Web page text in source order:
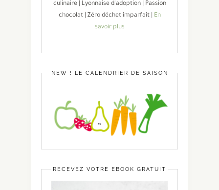
culinaire | Lyonnaise d'adoption | Passion
chocolat | Zéro déchet imparfait |
En
savoir plus
NEW ! LE CALENDRIER DE SAISON
RECEVEZ VOTRE EBOOK GRATUIT